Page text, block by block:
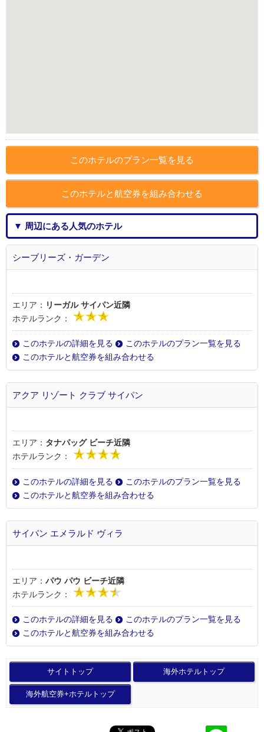
このホテルのプラン一覧を見る
このホテルと航空券を組み合わせる
▼ 周辺にある人気のホテル
シーブリーズ・ガーデン
エリア： リーガル サイパン近隣
ホテルランク：
このホテルの詳細を見る
このホテルのプラン一覧を見る
このホテルと航空券を組み合わせる
アクア リゾート クラブ サイパン
エリア： タナパッグ ビーチ近隣
ホテルランク：
このホテルの詳細を見る
このホテルのプラン一覧を見る
このホテルと航空券を組み合わせる
サイパン エメラルド ヴィラ
エリア： パウ パウ ビーチ近隣
ホテルランク：
このホテルの詳細を見る
このホテルのプラン一覧を見る
このホテルと航空券を組み合わせる
サイトトップ 海外ホテルトップ
海外航空券+ホテルトップ